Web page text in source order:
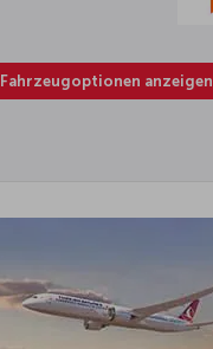
Fahrzeugoptionen anzeigen